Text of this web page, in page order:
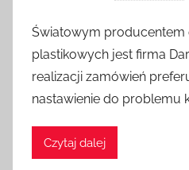
Światowym producentem
plastikowych jest firma
realizacji zamówień
nastawienie do problemu
Czytaj dalej